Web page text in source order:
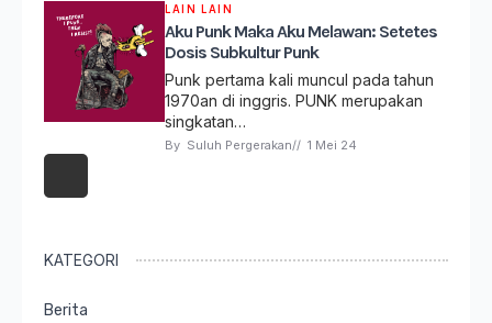
LAIN LAIN
Aku Punk Maka Aku Melawan: Setetes
Dosis Subkultur Punk
Punk pertama kali muncul pada tahun
1970an di inggris. PUNK merupakan
singkatan…
By Suluh Pergerakan// 1 Mei 24
KATEGORI
Berita